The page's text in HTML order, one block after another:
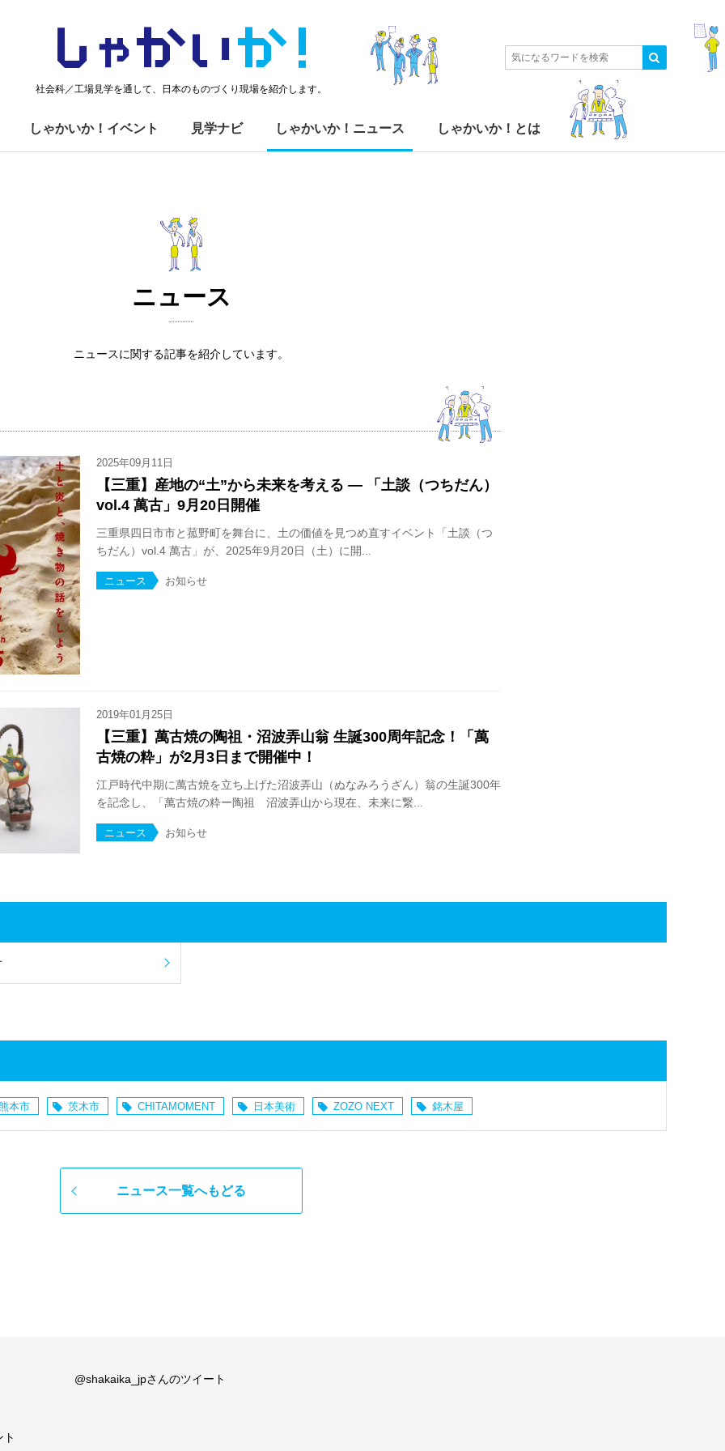
しゃかいか！
社会科／工場見学を通して、日本のものづくり現場を紹介します。
しゃかいか！イベント 見学ナビ しゃかいか！ニュース しゃかいか！とは
ニュース
ニュースに関する記事を紹介しています。
2025年09月11日
【三重】産地の“土”から未来を考える ― 「土談（つちだん）
vol.4 萬古」9月20日開催
三重県四日市市と菰野町を舞台に、土の価値を見つめ直すイベント「土談（つ
ちだん）vol.4 萬古」が、2025年9月20日（土）に開...
ニュース お知らせ
2019年01月25日
【三重】萬古焼の陶祖・沼波弄山翁 生誕300周年記念！「萬
古焼の粋」が2月3日まで開催中！
江戸時代中期に萬古焼を立ち上げた沼波弄山（ぬなみろうざん）翁の生誕300年
を記念し、「萬古焼の粋ー陶祖 沼波弄山から現在、未来に繋...
ニュース お知らせ
本市 茨木市 CHITAMOMENT 日本美術 ZOZO NEXT 銘木屋
ニュース一覧へもどる
@shakaika_jpさんのツイート